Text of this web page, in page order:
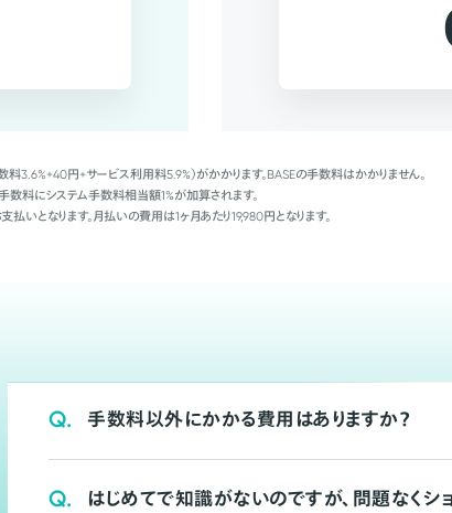
3.6%+40円+サービス利用料5.9%）がかかります。BASEの手数料はかかりません。
料にシステム手数料相当額1%が加算されます。
いとなります。月払いの費用は1ヶ月あたり19,980円となります。
Q. 手数料以外にかかる費用はありますか？
Q. はじめてで知識がないのですが、問題なくシ